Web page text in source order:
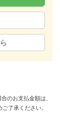
のお支払金額は、
了承ください。